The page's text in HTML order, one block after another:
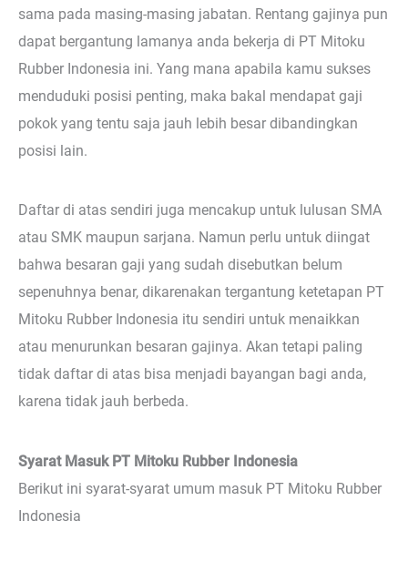
sama pada masing-masing jabatan. Rentang gajinya pun
dapat bergantung lamanya anda bekerja di PT Mitoku
Rubber Indonesia ini. Yang mana apabila kamu sukses
menduduki posisi penting, maka bakal mendapat gaji
pokok yang tentu saja jauh lebih besar dibandingkan
posisi lain.
Daftar di atas sendiri juga mencakup untuk lulusan SMA
atau SMK maupun sarjana. Namun perlu untuk diingat
bahwa besaran gaji yang sudah disebutkan belum
sepenuhnya benar, dikarenakan tergantung ketetapan PT
Mitoku Rubber Indonesia itu sendiri untuk menaikkan
atau menurunkan besaran gajinya. Akan tetapi paling
tidak daftar di atas bisa menjadi bayangan bagi anda,
karena tidak jauh berbeda.
Syarat Masuk PT Mitoku Rubber Indonesia
Berikut ini syarat-syarat umum masuk PT Mitoku Rubber
Indonesia